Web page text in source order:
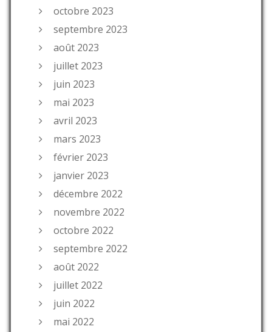
octobre 2023
septembre 2023
août 2023
juillet 2023
juin 2023
mai 2023
avril 2023
mars 2023
février 2023
janvier 2023
décembre 2022
novembre 2022
octobre 2022
septembre 2022
août 2022
juillet 2022
juin 2022
mai 2022